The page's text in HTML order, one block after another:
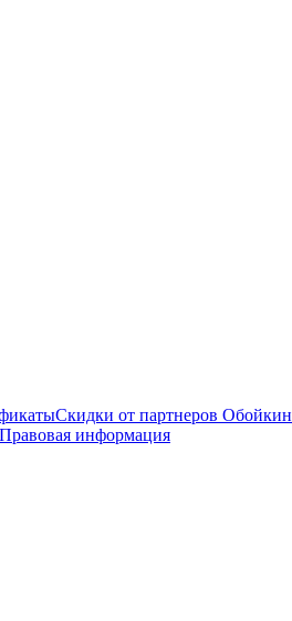
Скидки от партнеров Обойкин
Правовая информация